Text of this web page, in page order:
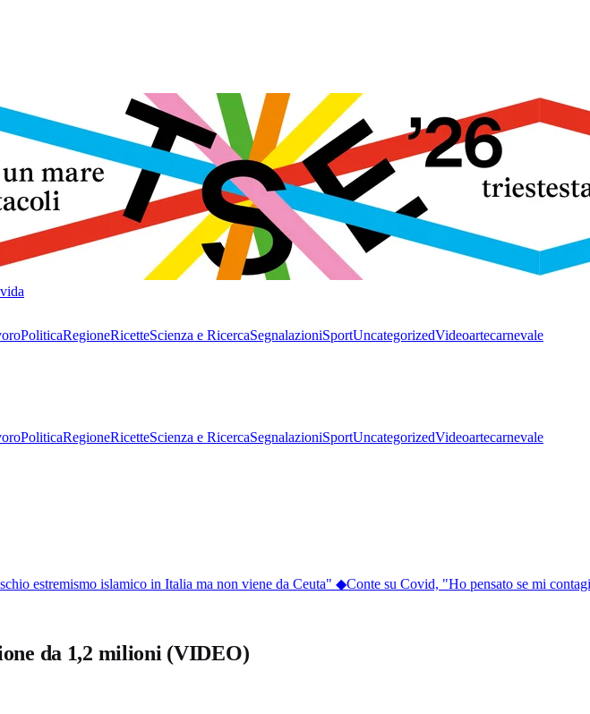
PoliticaRegioneRicetteScienza e RicercaSegnalazioniSportUncategorizedVideoartecarnevale
PoliticaRegioneRicetteScienza e RicercaSegnalazioniSportUncategorizedVideoartecarnevale
estremismo islamico in Italia ma non viene da Ceuta"◆Conte su Covid, "Ho pensato se mi
da 1,2 milioni (VIDEO)